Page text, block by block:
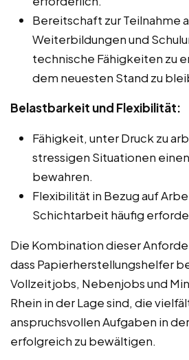
Bereitschaft zur Teilnahme
Weiterbildungen und
technische Fähigkeiten zu
dem neuesten Stand zu
Belastbarkeit und Flexibilität:
Fähigkeit, unter Druck zu
stressigen Situationen
bewahren.
Flexibilität in Bezug auf
Schichtarbeit häufig
Die Kombination dieser
dass Papierherstellungshelfer
Vollzeitjobs, Nebenjobs und
Rhein in der Lage sind, die
anspruchsvollen Aufgaben in
erfolgreich zu bewältigen.